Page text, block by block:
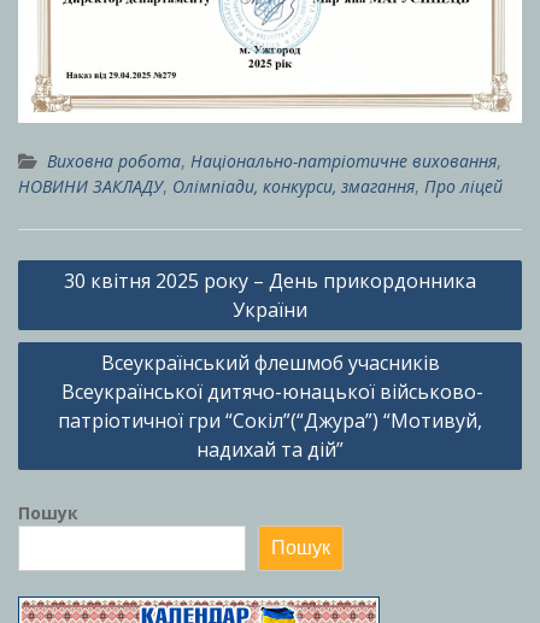
Виховна робота, Національно-патріотичне виховання,
НОВИНИ ЗАКЛАДУ, Олімпіади, конкурси, змагання, Про ліцей
Навігація
30 квітня 2025 року – День прикордонника
України
Всеукраїнський флешмоб учасників
Всеукраїнської дитячо-юнацької військово-
патріотичної гри “Сокіл”(“Джура”) “Мотивуй,
надихай та дій”
Пошук
Пошук